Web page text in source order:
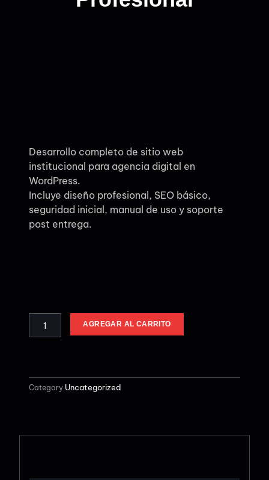
Desarrollo completo de sitio web
institucional para agencia digital en
WordPress.
Incluye diseño profesional, SEO básico,
seguridad inicial, manual de uso y soporte
post entrega.
DIGITAL
PROFESIONAL
AGREGAR AL CARRITO
Category Uncategorized